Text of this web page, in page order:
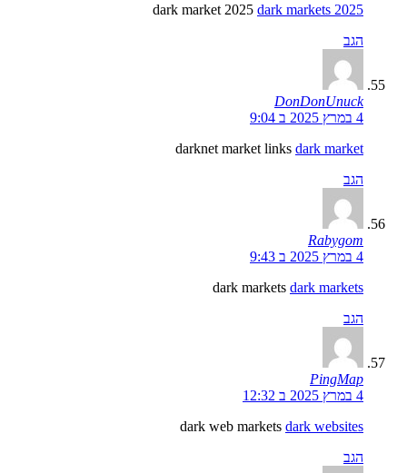
dark market 2025 dark markets 2025
הגב
DonDonUnuck
4 במרץ 2025 ב 9:04
darknet market links dark market
הגב
Rabygom
4 במרץ 2025 ב 9:43
dark markets dark markets
הגב
PingMap
4 במרץ 2025 ב 12:32
dark web markets dark websites
הגב